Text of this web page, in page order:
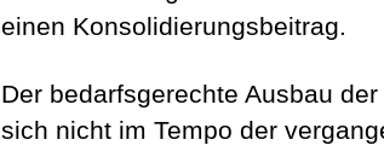
einen Konsolidierungsbeitrag.
Der bedarfsgerechte Ausbau
sich nicht im Tempo der